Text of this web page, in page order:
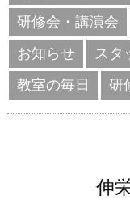
研修会・講演会
お知らせ
スタ
教室の毎日
研
伸